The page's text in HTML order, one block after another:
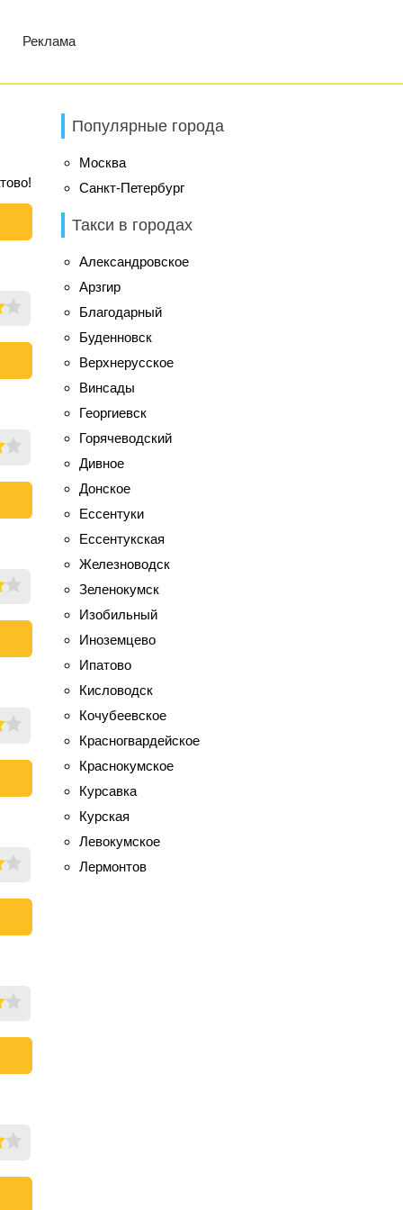
Реклама
Популярные города
Москва
Санкт-Петербург
Такси в городах
Александровское
Арзгир
Благодарный
Буденновск
Верхнерусское
Винсады
Георгиевск
Горячеводский
Дивное
Донское
Ессентуки
Ессентукская
Железноводск
Зеленокумск
Изобильный
Иноземцево
Ипатово
Кисловодск
Кочубеевское
Красногвардейское
Краснокумское
Курсавка
Курская
Левокумское
Лермонтов